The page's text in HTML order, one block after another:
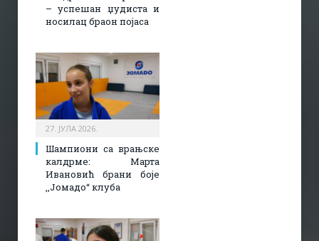
– успешан џудиста и
носилац браон појаса
27. ЈУЛА 2026.
Шампиони са врањске
калдрме: Марта
Ивановић брани боје
,,Јомадо“ клуба